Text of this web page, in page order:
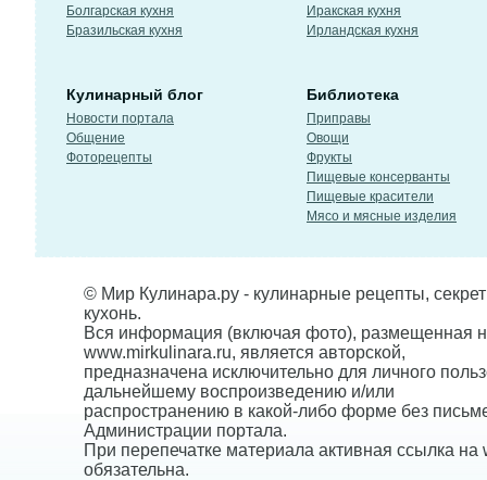
Болгарская кухня
Бразильская кухня
Иракская кухня
Ирландская кухня
Кулинарный блог
Новости портала
Общение
Фоторецепты
Библиотека
Приправы
Овощи
Фрукты
Пищевые консерванты
Пищевые красители
Мясо и мясные изделия
© Мир Кулинара.ру - кулинарные рецепты,
кухонь.
Вся информация (включая фото), размещенная
www.mirkulinara.ru, является авторской,
предназначена исключительно для личного
дальнейшему воспроизведению и/или
распространению в какой-либо форме без
Администрации портала.
При перепечатке материала активная ссылка на
обязательна.